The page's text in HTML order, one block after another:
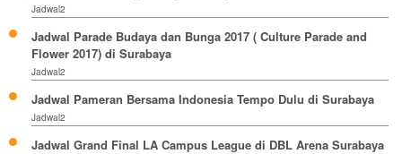
Jadwal2
Jadwal Parade Budaya dan Bunga 2017 ( Culture Parade and
Flower 2017) di Surabaya
Jadwal2
Jadwal Pameran Bersama Indonesia Tempo Dulu di Surabaya
Jadwal2
Jadwal Grand Final LA Campus League di DBL Arena Surabaya